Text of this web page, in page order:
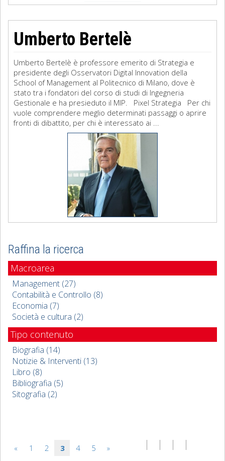
Umberto Bertelè
Umberto Bertelè è professore emerito di Strategia e
presidente degli Osservatori Digital Innovation della
School of Management al Politecnico di Milano, dove è
stato tra i fondatori del corso di studi di Ingegneria
Gestionale e ha presieduto il MIP. Pixel Strategia Per chi
vuole comprendere meglio determinati passaggi o aprire
fronti di dibattito, per chi è interessato ai ...
Raffina la ricerca
Macroarea
Management (27)
Contabilità e Controllo (8)
Economia (7)
Società e cultura (2)
Tipo contenuto
Biografia (14)
Notizie & Interventi (13)
Libro (8)
Bibliografia (5)
Sitografia (2)
« 1 2 3 4 5 »